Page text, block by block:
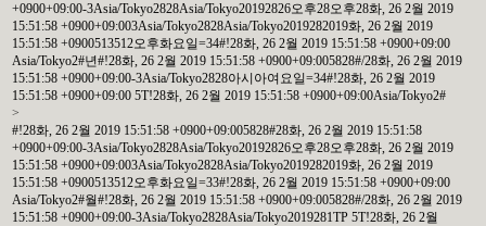
+0900+09:00-3Asia/Tokyo2828Asia/Tokyo20192826오후28오후28화, 26 2월 2019
15:51:58 +0900+09:003Asia/Tokyo2828Asia/Tokyo2019282019화, 26 2월 2019
15:51:58 +0900513512오후화요일=34#!28화, 26 2월 2019 15:51:58 +0900+09:00
Asia/Tokyo2#년#!28화, 26 2월 2019 15:51:58 +0900+09:005828#/28화, 26 2월 2019
15:51:58 +0900+09:00-3Asia/Tokyo2828아시아여요일=34#!28화, 26 2월 2019
15:51:58 +0900+09:00 5T!28화, 26 2월 2019 15:51:58 +0900+09:00Asia/Tokyo2#
>
#!28화, 26 2월 2019 15:51:58 +0900+09:005828#28화, 26 2월 2019 15:51:58
+0900+09:00-3Asia/Tokyo2828Asia/Tokyo20192826오후28오후28화, 26 2월 2019
15:51:58 +0900+09:003Asia/Tokyo2828Asia/Tokyo2019282019화, 26 2월 2019
15:51:58 +0900513512오후화요일=33#!28화, 26 2월 2019 15:51:58 +0900+09:00
Asia/Tokyo2#월#!28화, 26 2월 2019 15:51:58 +0900+09:005828#/28화, 26 2월 2019
15:51:58 +0900+09:00-3Asia/Tokyo2828Asia/Tokyo2019281TP 5T!28화, 26 2월